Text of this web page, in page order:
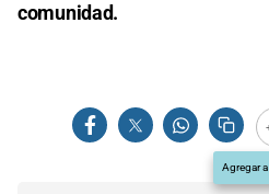
comunidad.
Agregar